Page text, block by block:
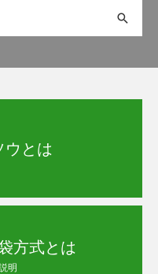
ウとは
方式とは
明